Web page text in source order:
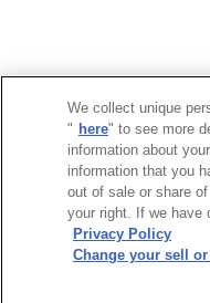
We collect unique
" here" to see more
information about
information that you
out of sale or share
your right. If we have
Privacy Policy
Change your sell